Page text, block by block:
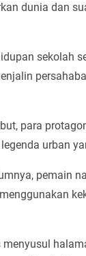
dunia dan
sekolah
para
urban
pemain